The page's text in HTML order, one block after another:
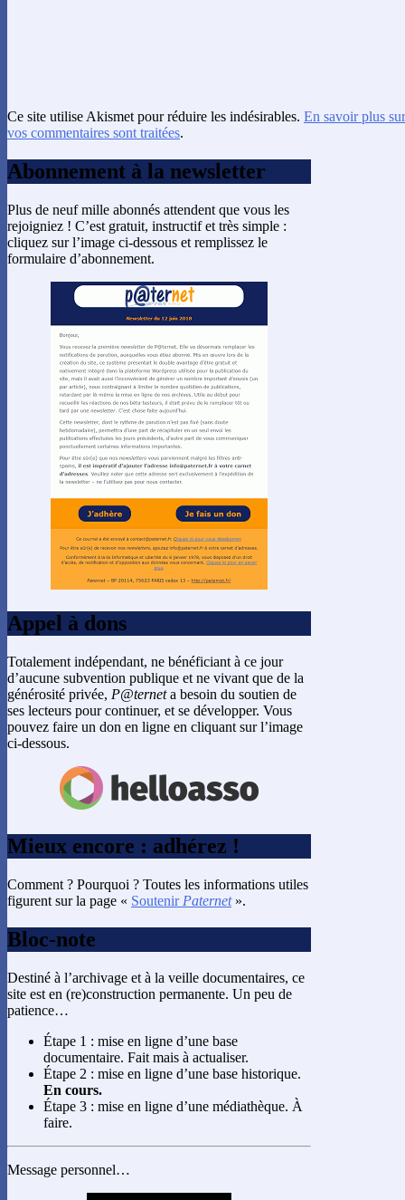
Ce site utilise Akismet pour réduire les indésirables. En savoir plus
vos commentaires sont traitées.
Abonnement à la newsletter
Plus de neuf mille abonnés attendent que vous les
rejoigniez ! C’est gratuit, instructif et très simple :
cliquez sur l’image ci-dessous et remplissez le
formulaire d’abonnement.
Appel à dons
Totalement indépendant, ne bénéficiant à ce jour
d’aucune subvention publique et ne vivant que de la
générosité privée, P@terneta besoin du soutien de
ses lecteurs pour continuer, et se développer. Vous
pouvez faire un don en ligne en cliquant sur l’image
ci-dessous.
Mieux encore : adhérez !
Comment ? Pourquoi ? Toutes les informations utiles
figurent sur la page « Soutenir Paternet».
Bloc-note
Destiné à l’archivage et à la veille documentaires, ce
site est en (re)construction permanente. Un peu de
patience…
Étape 1 : mise en ligne d’une base
documentaire. Fait mais à actualiser.
Étape 2 : mise en ligne d’une base historique.
En cours.
Étape 3 : mise en ligne d’une médiathèque. À
faire.
Message personnel…